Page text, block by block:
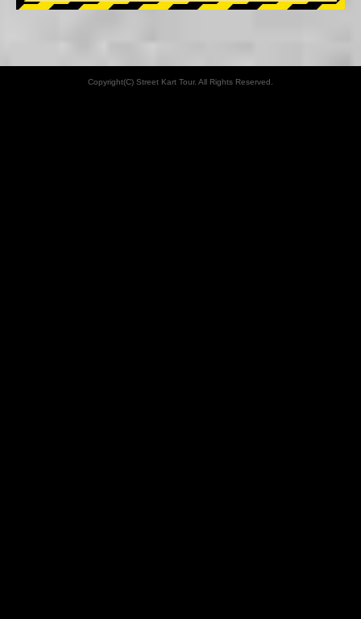
Copyright(C) Street Kart Tour. All Rights Reserved.